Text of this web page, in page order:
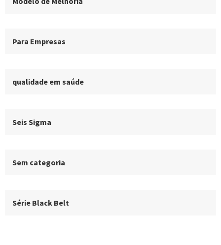
Para Empresas
qualidade em saúde
Seis Sigma
Sem categoria
Série Black Belt